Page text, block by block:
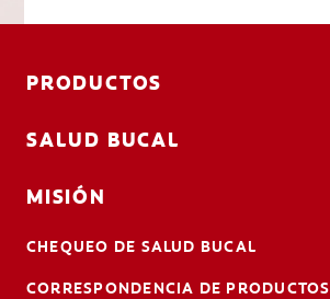
PRODUCTOS
SALUD BUCAL
MISIÓN
CHEQUEO DE SALUD BUCAL
CORRESPONDENCIA DE PRODUCTOS